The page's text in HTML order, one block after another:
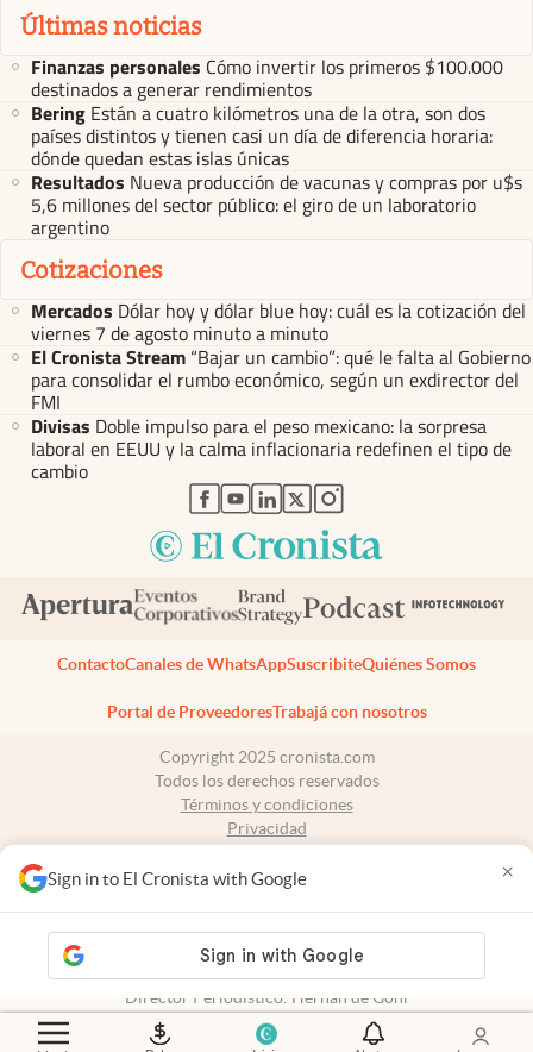
Sign in to El Cronista with Google ×
Últimas noticias
Finanzas personales Cómo invertir los primeros $100.000
destinados a generar rendimientos
Bering Están a cuatro kilómetros una de la otra, son dos
países distintos y tienen casi un día de diferencia horaria:
dónde quedan estas islas únicas
Resultados Nueva producción de vacunas y compras por u$s
5,6 millones del sector público: el giro de un laboratorio
argentino
Cotizaciones
Mercados Dólar hoy y dólar blue hoy: cuál es la cotización del
viernes 7 de agosto minuto a minuto
El Cronista Stream “Bajar un cambio”: qué le falta al Gobierno
para consolidar el rumbo económico, según un exdirector del
FMI
Divisas Doble impulso para el peso mexicano: la sorpresa
laboral en EEUU y la calma inflacionaria redefinen el tipo de
cambio
abre en nueva pestaña
abre en nueva pestaña
abre en nueva pestaña
abre en nueva pestaña
abre en nueva pestaña
ContactoCanales de WhatsAppSuscribiteQuiénes Somos
Portal de ProveedoresTrabajá con nosotros
Copyright 2025 cronista.com
Todos los derechos reservados
Términos y condiciones
Privacidad
Tel: +54 11 7078-3270
propiedad intelectual: 56576959
N° de edición: 10.950 - 7 de agosto de 2026
Director Periodístico: Hernán de Goñi